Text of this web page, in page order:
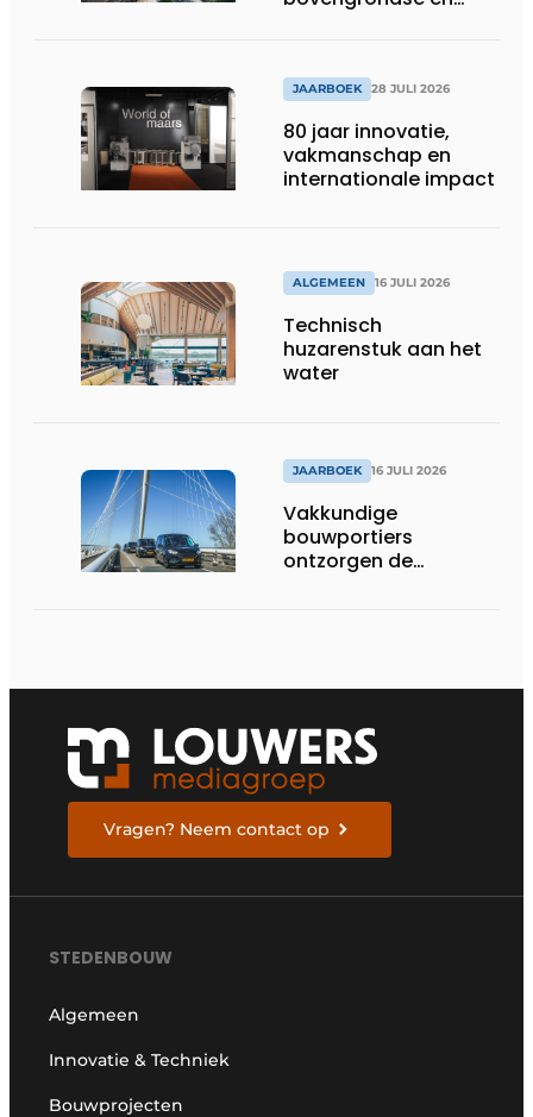
JAARBOEK 28 JULI 2026
80 jaar innovatie,
vakmanschap en
internationale impact
ALGEMEEN 16 JULI 2026
Technisch
huzarenstuk aan het
water
JAARBOEK 16 JULI 2026
Vakkundige
bouwportiers
ontzorgen de
Vragen? Neem contact op
STEDENBOUW
Algemeen
Innovatie & Techniek
Bouwprojecten